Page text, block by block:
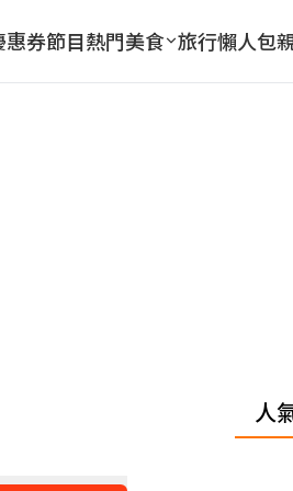
惠券節目熱門美食 旅行懶人包
人